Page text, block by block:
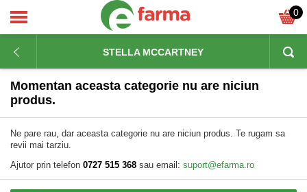
0
STELLA MCCARTNEY
Momentan aceasta categorie nu are niciun
produs.
Ne pare rau, dar aceasta categorie nu are niciun produs. Te rugam sa
revii mai tarziu.
Ajutor prin telefon 0727 515 368 sau email: suport@efarma.ro